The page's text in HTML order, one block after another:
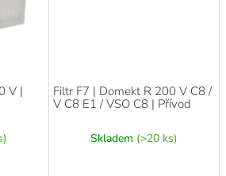
V |
Filtr F7 | Domekt R 200 V C8 /
V C8 E1 / VSO C8 | Přívod
Skladem (>20 ks)